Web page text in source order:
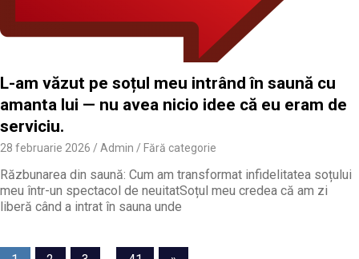
L-am văzut pe soțul meu intrând în saună cu
amanta lui — nu avea nicio idee că eu eram de
serviciu.
28 februarie 2026 Admin Fără categorie
Răzbunarea din saună: Cum am transformat infidelitatea soțului
meu într-un spectacol de neuitatSoțul meu credea că am zi
liberă când a intrat în sauna unde